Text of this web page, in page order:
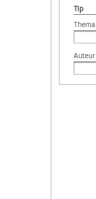
Tip
Thema
Auteur